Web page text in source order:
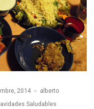
2014
alberto
Saludables